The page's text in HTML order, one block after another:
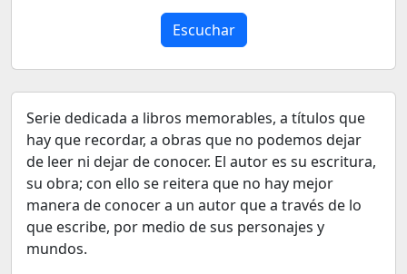
Escuchar
Serie dedicada a libros memorables, a títulos que
hay que recordar, a obras que no podemos dejar
de leer ni dejar de conocer. El autor es su escritura,
su obra; con ello se reitera que no hay mejor
manera de conocer a un autor que a través de lo
que escribe, por medio de sus personajes y
mundos.